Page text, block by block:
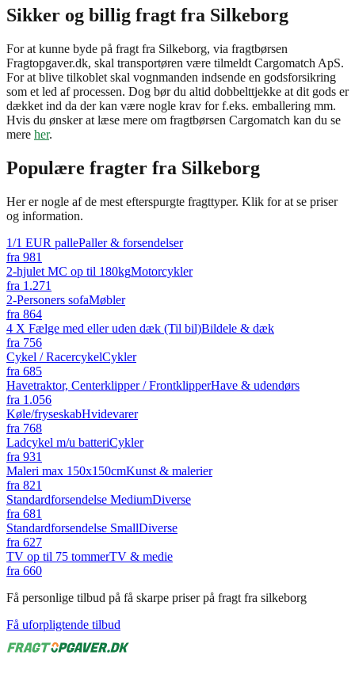
Sikker og billig fragt fra Silkeborg
For at kunne byde på fragt fra Silkeborg, via fragtbørsen
Fragtopgaver.dk, skal transportøren være tilmeldt Cargomatch ApS.
For at blive tilkoblet skal vognmanden indsende en godsforsikring
som et led af processen. Dog bør du altid dobbelttjekke at dit gods er
dækket ind da der kan være nogle krav for f.eks. emballering mm.
Hvis du ønsker at læse mere om fragtbørsen Cargomatch kan du se
mere her.
Populære fragter fra Silkeborg
Her er nogle af de mest efterspurgte fragttyper. Klik for at se priser
og information.
1/1 EUR pallePaller & forsendelser
fra 981
2-hjulet MC op til 180kgMotorcykler
fra 1.271
2-Personers sofaMøbler
fra 864
4 X Fælge med eller uden dæk (Til bil)Bildele & dæk
fra 756
Cykel / RacercykelCykler
fra 685
Havetraktor, Centerklipper / FrontklipperHave & udendørs
fra 1.056
Køle/fryseskabHvidevarer
fra 768
Ladcykel m/u batteriCykler
fra 931
Maleri max 150x150cmKunst & malerier
fra 821
Standardforsendelse MediumDiverse
fra 681
Standardforsendelse SmallDiverse
fra 627
TV op til 75 tommerTV & medie
fra 660
Få personlige tilbud på få skarpe priser på fragt fra silkeborg
Få uforpligtende tilbud